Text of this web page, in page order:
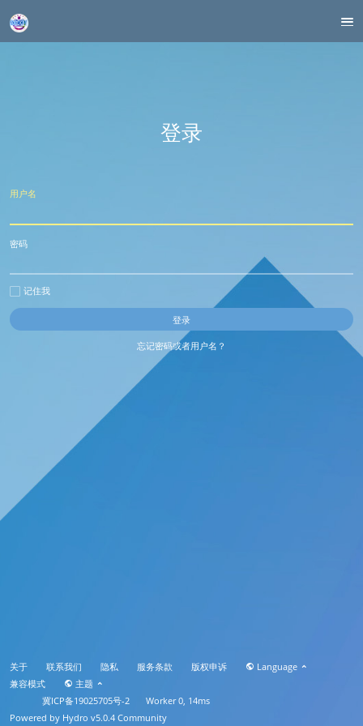
登录
用户名
密码
记住我
忘记密码或者用户名？
关于 联系我们 隐私 服务条款 版权申诉
Language
兼容模式
主题
冀ICP备19025705号-2
Worker 0, 14ms
Powered by Hydro v5.0.4 Community